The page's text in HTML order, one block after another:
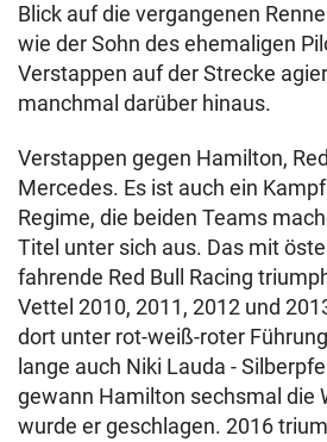
Blick auf die vergangenen
wie der Sohn des ehemaligen
Verstappen auf der Strecke
manchmal darüber hinaus.
Verstappen gegen Hamilton,
Mercedes. Es ist auch ein
Regime, die beiden Teams
Titel unter sich aus. Das mit
fahrende Red Bull Racing
Vettel 2010, 2011, 2012 und
dort unter rot-weiß-roter
lange auch Niki Lauda -
gewann Hamilton sechsmal die
wurde er geschlagen. 2016